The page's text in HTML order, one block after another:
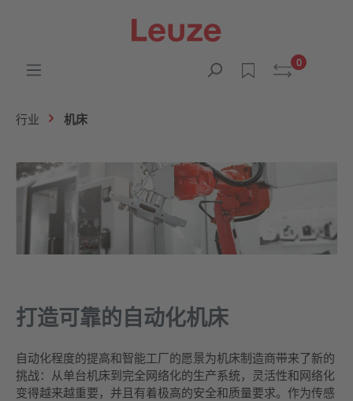
0
行业 机床
打造可靠的自动化机床
自动化程度的提高和智能工厂的愿景为机床制造商带来了新的
挑战：从单台机床到完全网络化的生产系统，灵活性和网络化
变得越来越重要，并且有着极高的安全和质量要求。作为传感